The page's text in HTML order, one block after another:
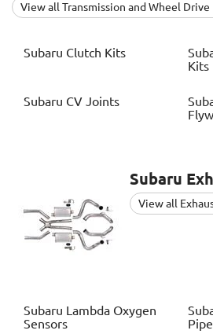
View all Transmission and Wheel Drive
Subaru Clutch Kits
Kits
Subaru CV Joints
Subaru
View all
Subaru Lambda Oxygen
Sensors
Pipe